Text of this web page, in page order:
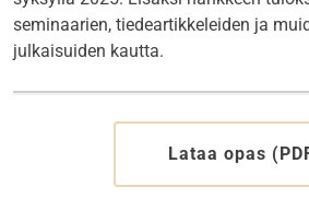
seminaarien, tiedeartikkeleiden ja
julkaisuiden kautta.
Lataa opas